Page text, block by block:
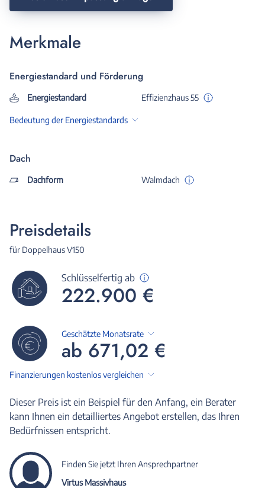
Merkmale
Energiestandard und Förderung
Energiestandard Effizienzhaus 55
Bedeutung der Energiestandards
Dach
Dachform Walmdach
Preisdetails
für Doppelhaus V150
Schlüsselfertig ab
222.900 €
Geschätzte Monatsrate
ab 671,02 €
Finanzierungen kostenlos vergleichen
Dieser Preis ist ein Beispiel für den Anfang, ein Berater
kann Ihnen ein detailliertes Angebot erstellen, das Ihren
Bedürfnissen entspricht.
Finden Sie jetzt Ihren Ansprechpartner
Virtus Massivhaus